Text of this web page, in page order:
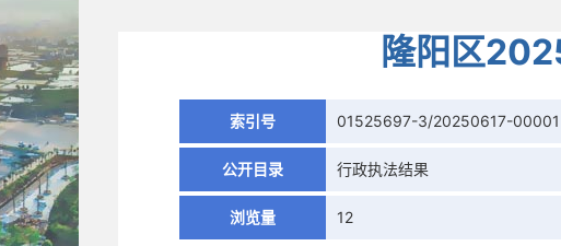
隆阳区
索引号 01525697-3/20250617-00001
公开目录 行政执法结果
浏览量 12